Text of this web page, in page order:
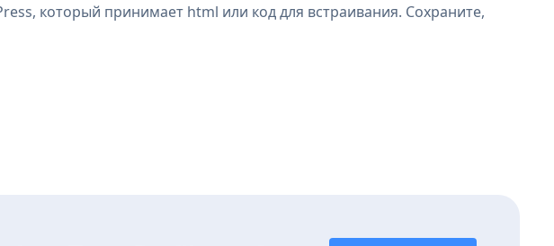
который принимает html или код для встраивания. Сохраните,